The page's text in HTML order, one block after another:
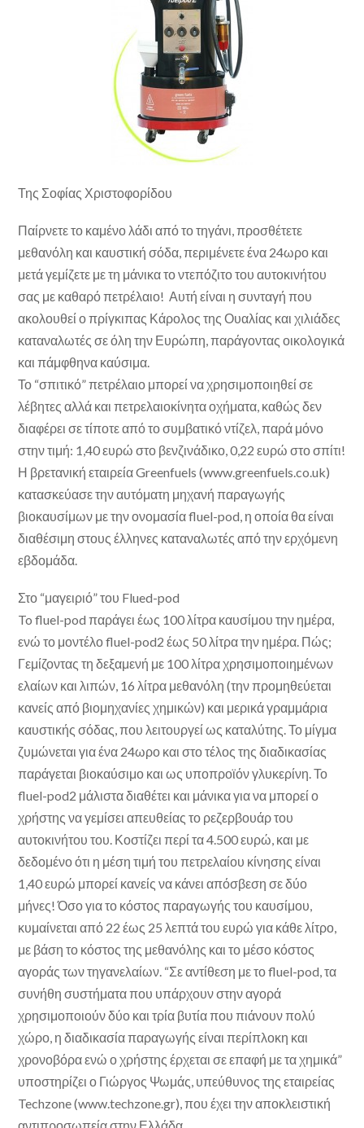
Της Σοφίας Χριστοφορίδου
Παίρνετε το καμένο λάδι από το τηγάνι, προσθέτετε
μεθανόλη και καυστική σόδα, περιμένετε ένα 24ωρο και
μετά γεμίζετε με τη μάνικα το ντεπόζιτο του αυτοκινήτου
σας με καθαρό πετρέλαιο! Αυτή είναι η συνταγή που
ακολουθεί ο πρίγκιπας Κάρολος της Ουαλίας και χιλιάδες
καταναλωτές σε όλη την Ευρώπη, παράγοντας οικολογικά
και πάμφθηνα καύσιμα.
Το “σπιτικό” πετρέλαιο μπορεί να χρησιμοποιηθεί σε
λέβητες αλλά και πετρελαιοκίνητα οχήματα, καθώς δεν
διαφέρει σε τίποτε από το συμβατικό ντίζελ, παρά μόνο
στην τιμή: 1,40 ευρώ στο βενζινάδικο, 0,22 ευρώ στο σπίτι!
Η βρετανική εταιρεία Greenfuels (www.greenfuels.co.uk)
κατασκεύασε την αυτόματη μηχανή παραγωγής
βιοκαυσίμων με την ονομασία fluel-pod, η οποία θα είναι
διαθέσιμη στους έλληνες καταναλωτές από την ερχόμενη
εβδομάδα.
Στο “μαγειριό” του Flued-pod
To fluel-pod παράγει έως 100 λίτρα καυσίμου την ημέρα,
ενώ το μοντέλο fluel-pod2 έως 50 λίτρα την ημέρα. Πώς;
Γεμίζοντας τη δεξαμενή με 100 λίτρα χρησιμοποιημένων
ελαίων και λιπών, 16 λίτρα μεθανόλη (την προμηθεύεται
κανείς από βιομηχανίες χημικών) και μερικά γραμμάρια
καυστικής σόδας, που λειτουργεί ως καταλύτης. Το μίγμα
ζυμώνεται για ένα 24ωρο και στο τέλος της διαδικασίας
παράγεται βιοκαύσιμο και ως υποπροϊόν γλυκερίνη. Το
fluel-pod2 μάλιστα διαθέτει και μάνικα για να μπορεί ο
χρήστης να γεμίσει απευθείας το ρεζερβουάρ του
αυτοκινήτου του. Κοστίζει περί τα 4.500 ευρώ, και με
δεδομένο ότι η μέση τιμή του πετρελαίου κίνησης είναι
1,40 ευρώ μπορεί κανείς να κάνει απόσβεση σε δύο
μήνες! Όσο για το κόστος παραγωγής του καυσίμου,
κυμαίνεται από 22 έως 25 λεπτά του ευρώ για κάθε λίτρο,
με βάση το κόστος της μεθανόλης και το μέσο κόστος
αγοράς των τηγανελαίων. “Σε αντίθεση με το fluel-pod, τα
συνήθη συστήματα που υπάρχουν στην αγορά
χρησιμοποιούν δύο και τρία βυτία που πιάνουν πολύ
χώρο, η διαδικασία παραγωγής είναι περίπλοκη και
χρονοβόρα ενώ ο χρήστης έρχεται σε επαφή με τα χημικά”
υποστηρίζει ο Γιώργος Ψωμάς, υπεύθυνος της εταιρείας
Techzone (www.techzone.gr), που έχει την αποκλειστική